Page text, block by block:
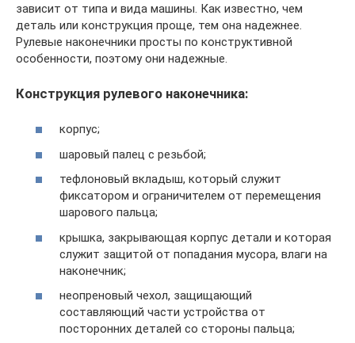
зависит от типа и вида машины. Как известно, чем
деталь или конструкция проще, тем она надежнее.
Рулевые наконечники просты по конструктивной
особенности, поэтому они надежные.
Конструкция рулевого наконечника:
корпус;
шаровый палец с резьбой;
тефлоновый вкладыш, который служит
фиксатором и ограничителем от перемещения
шарового пальца;
крышка, закрывающая корпус детали и которая
служит защитой от попадания мусора, влаги на
наконечник;
неопреновый чехол, защищающий
составляющий части устройства от
посторонних деталей со стороны пальца;